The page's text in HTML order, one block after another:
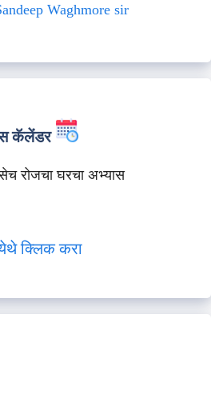
Waghmore sir
कॅलेंडर
रोजचा घरचा अभ्यास
क्लिक करा